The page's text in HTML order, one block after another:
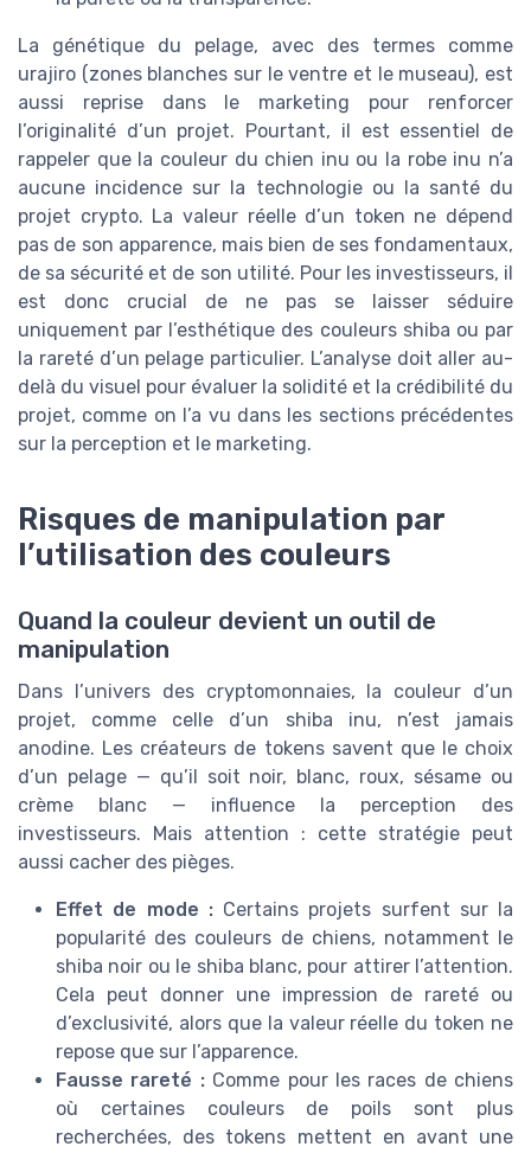
La génétique du pelage, avec des termes comme
urajiro (zones blanches sur le ventre et le museau), est
aussi reprise dans le marketing pour renforcer
l’originalité d’un projet. Pourtant, il est essentiel de
rappeler que la couleur du chien inu ou la robe inu n’a
aucune incidence sur la technologie ou la santé du
projet crypto. La valeur réelle d’un token ne dépend
pas de son apparence, mais bien de ses fondamentaux,
de sa sécurité et de son utilité. Pour les investisseurs, il
est donc crucial de ne pas se laisser séduire
uniquement par l’esthétique des couleurs shiba ou par
la rareté d’un pelage particulier. L’analyse doit aller au-
delà du visuel pour évaluer la solidité et la crédibilité du
projet, comme on l’a vu dans les sections précédentes
sur la perception et le marketing.
Risques de manipulation par
l’utilisation des couleurs
Quand la couleur devient un outil de
manipulation
Dans l’univers des cryptomonnaies, la couleur d’un
projet, comme celle d’un shiba inu, n’est jamais
anodine. Les créateurs de tokens savent que le choix
d’un pelage — qu’il soit noir, blanc, roux, sésame ou
crème blanc — influence la perception des
investisseurs. Mais attention : cette stratégie peut
aussi cacher des pièges.
Effet de mode :Certains projets surfent sur la
popularité des couleurs de chiens, notamment le
shiba noir ou le shiba blanc, pour attirer l’attention.
Cela peut donner une impression de rareté ou
d’exclusivité, alors que la valeur réelle du token ne
repose que sur l’apparence.
Fausse rareté :Comme pour les races de chiens
où certaines couleurs de poils sont plus
recherchées, des tokens mettent en avant une